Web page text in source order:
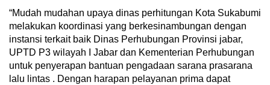
“Mudah mudahan upaya dinas perhitungan Kota Sukabumi
melakukan koordinasi yang berkesinambungan dengan
instansi terkait baik Dinas Perhubungan Provinsi jabar,
UPTD P3 wilayah I Jabar dan Kementerian Perhubungan
untuk penyerapan bantuan pengadaan sarana prasarana
lalu lintas . Dengan harapan pelayanan prima dapat